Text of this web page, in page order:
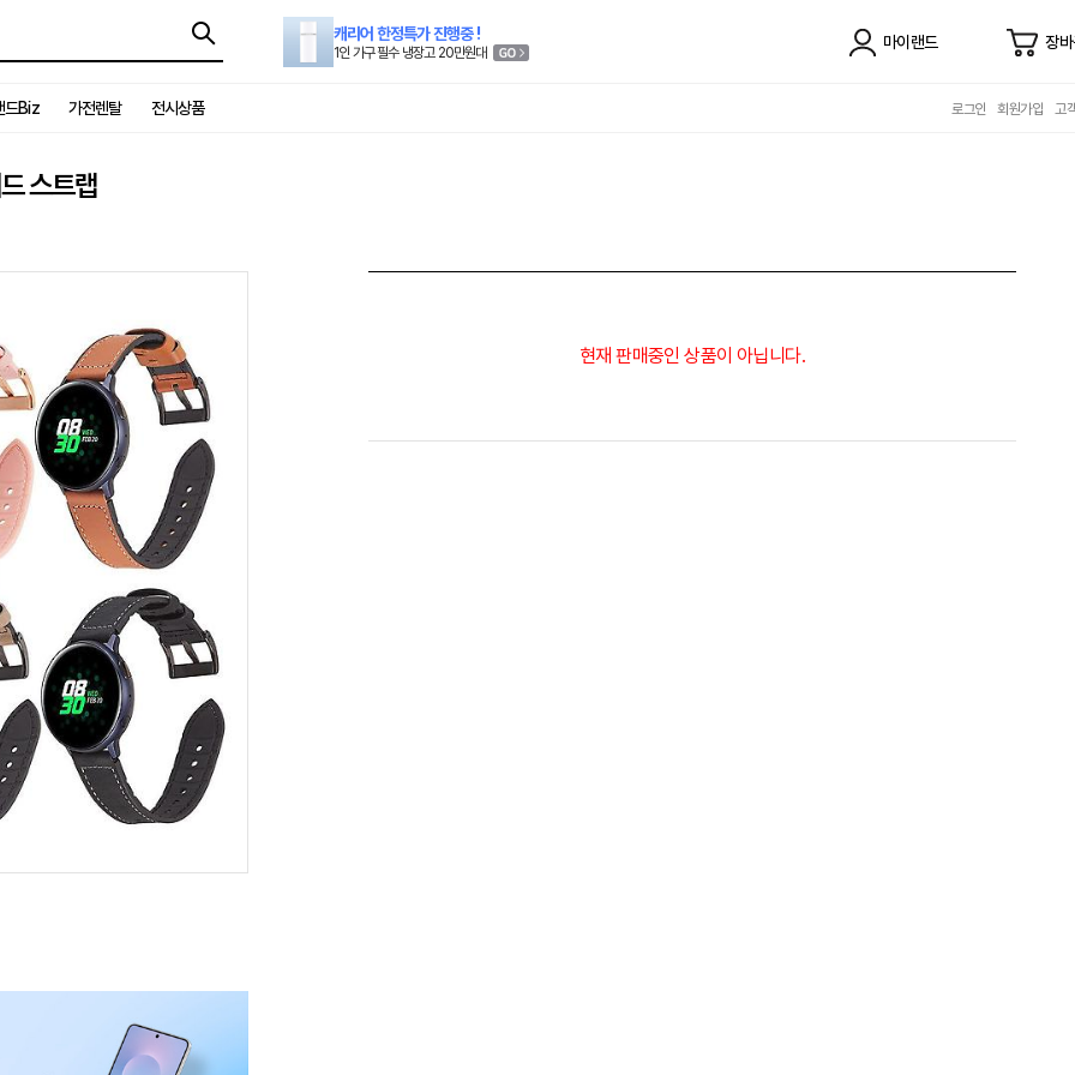
캐리어 한정특가 진행중 !
1인 가구 필수 냉장고 20만원대
마이랜드 장
드Biz 가전렌탈 전시상품 로그인 회원가입 고
스트랩
현재 판매중인 상품이 아닙니다.